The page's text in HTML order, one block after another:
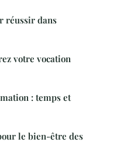
réussir dans
votre vocation
: temps et
le bien-être des